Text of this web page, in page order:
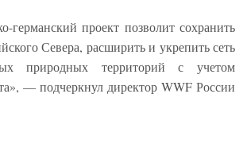
германский проект позволит сохранить
Севера, расширить и укрепить сеть
природных территорий с учетом
— подчеркнул директор WWF России